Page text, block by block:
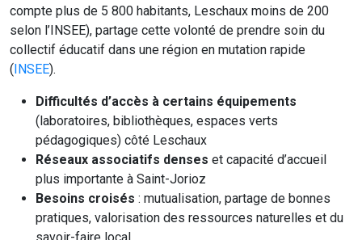
compte plus de 5 800 habitants, Leschaux moins de 200
selon l’INSEE), partage cette volonté de prendre soin du
collectif éducatif dans une région en mutation rapide
(INSEE).
Difficultés d’accès à certains équipements
(laboratoires, bibliothèques, espaces verts
pédagogiques) côté Leschaux
Réseaux associatifs denses et capacité d’accueil
plus importante à Saint-Jorioz
Besoins croisés : mutualisation, partage de bonnes
pratiques, valorisation des ressources naturelles et du